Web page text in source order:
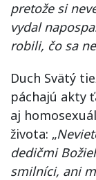
pretože si
vydal
robili, čo sa
Duch Svätý
páchajú akty
aj
života: „
dedičmi
smilníci, ani